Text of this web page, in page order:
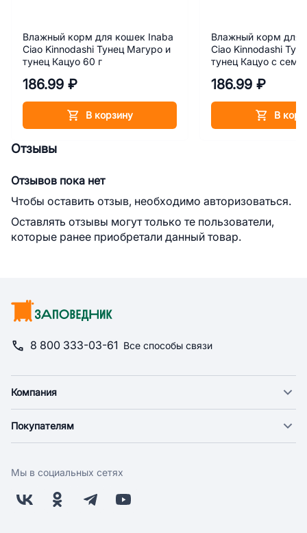
Влажный корм для кошек Inaba
Ciao Kinnodashi Тунец Магуро и
тунец Кацуо 60 г
186.99 ₽
В корзину
Влажный корм для
Ciao Kinnodashi
тунец Кацуо с
186.99 ₽
В
Отзывы
Отзывов пока нет
Чтобы оставить отзыв, необходимо авторизоваться.
Оставлять отзывы могут только те пользователи,
которые ранее приобретали данный товар.
8 800 333-03-61 Все способы связи
Компания
Новости
Поставщикам
Заводчикам
Покупателям
Оплата
Бонусная программа
Мы в социальных сетях